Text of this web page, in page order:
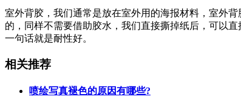
室外背胶，我们通常是放在室外用的海报材料，室外
的，同样不需要借助胶水，我们直接撕掉纸后，可以直
一句话就是耐性好。
相关推荐
喷绘写真褪色的原因有哪些?